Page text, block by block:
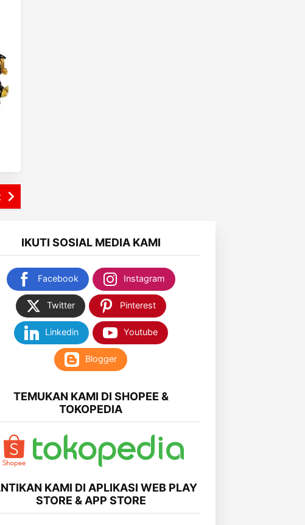
IKUTI SOSIAL MEDIA KAMI
Facebook Instagram
Twitter Pinterest
Linkedin Youtube
Blogger
TEMUKAN KAMI DI SHOPEE &
TOKOPEDIA
KAMI DI APLIKASI WEB PLAY
STORE & APP STORE